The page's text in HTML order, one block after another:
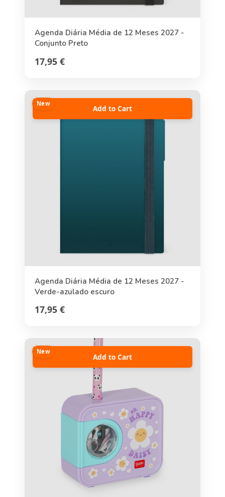
Agenda Diária Média de 12 Meses 2027 -
Conjunto Preto
17,95 €
New
Add to Cart
Agenda Diária Média de 12 Meses 2027 -
Verde-azulado escuro
17,95 €
New
Add to Cart